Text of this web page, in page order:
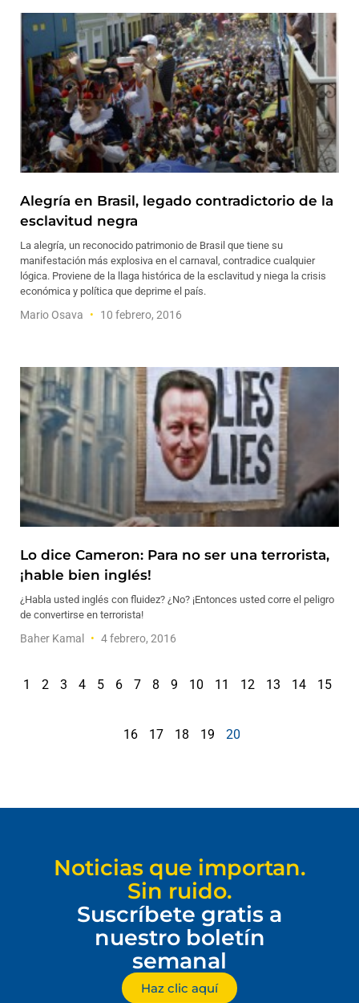
Alegría en Brasil, legado contradictorio de la
esclavitud negra
La alegría, un reconocido patrimonio de Brasil que tiene su
manifestación más explosiva en el carnaval, contradice cualquier
lógica. Proviene de la llaga histórica de la esclavitud y niega la crisis
económica y política que deprime el país.
Mario Osava 10 febrero, 2016
Lo dice Cameron: Para no ser una terrorista,
¡hable bien inglés!
¿Habla usted inglés con fluidez? ¿No? ¡Entonces usted corre el peligro
de convertirse en terrorista!
Baher Kamal 4 febrero, 2016
1 2 3 4 5 6 7 8 9 10 11 12 13 14 15
16 17 18 19 20
Noticias que importan.
Sin ruido.
Suscríbete gratis a
nuestro boletín
semanal
Haz clic aquí